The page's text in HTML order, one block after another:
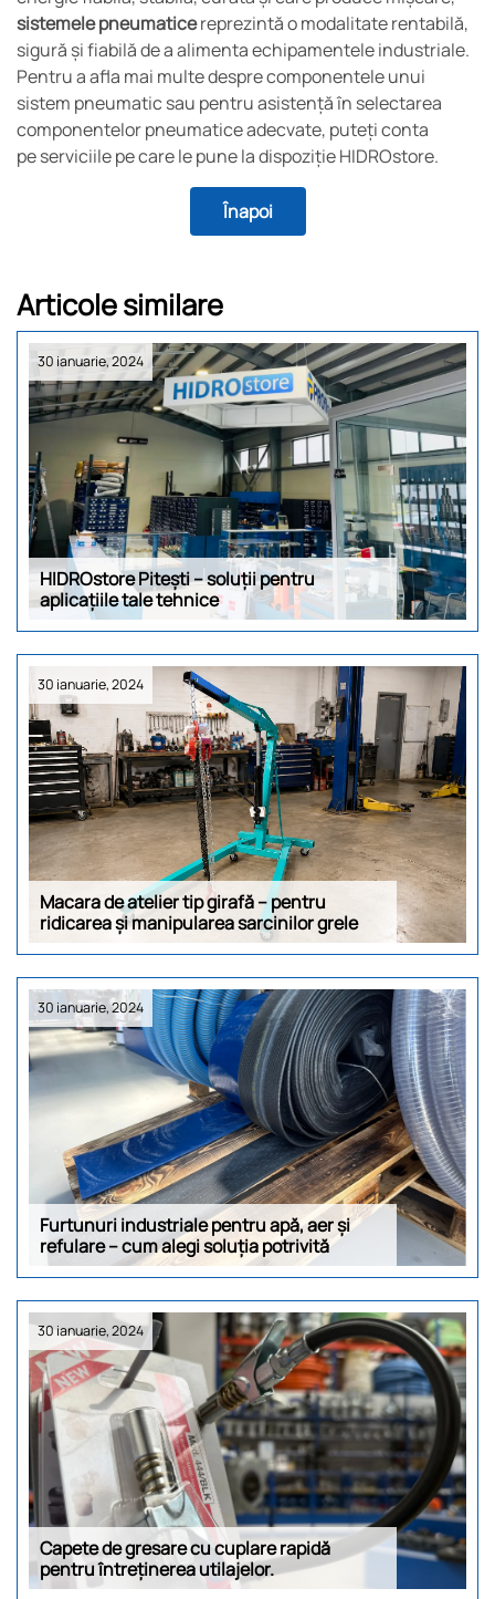
sistemele pneumaticereprezintă o modalitate rentabilă,
sigură și fiabilă de a alimenta echipamentele industriale.
Pentru a afla mai multe despre componentele unui
sistem pneumatic sau pentru asistență în selectarea
componentelor pneumatice adecvate, puteți conta
pe serviciile pe care le pune la dispoziție HIDROstore.
Înapoi
Articole similare
30 ianuarie, 2024
HIDROstore Pitești – soluții pentru
aplicațiile tale tehnice
30 ianuarie, 2024
Macara de atelier tip girafă – pentru
ridicarea și manipularea sarcinilor grele
30 ianuarie, 2024
Furtunuri industriale pentru apă, aer și
refulare – cum alegi soluția potrivită
30 ianuarie, 2024
Capete de gresare cu cuplare rapidă
pentru întreținerea utilajelor.